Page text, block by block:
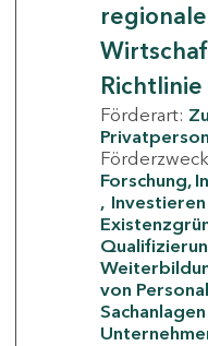
Richtlinie
Förderart:
Forschung,
Investieren
von